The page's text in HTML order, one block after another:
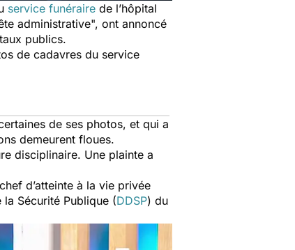
service funéraire de l’hôpital
administrative", ont annoncé
publics.
de cadavres du service
de ses photos, et qui a
demeurent floues.
disciplinaire. Une plainte a
d’atteinte à la vie privée
Sécurité Publique (DDSP) du